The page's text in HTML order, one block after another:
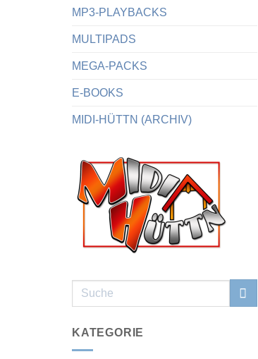
MP3-PLAYBACKS
MULTIPADS
MEGA-PACKS
E-BOOKS
MIDI-HÜTTN (ARCHIV)
Suchen
KATEGORIE